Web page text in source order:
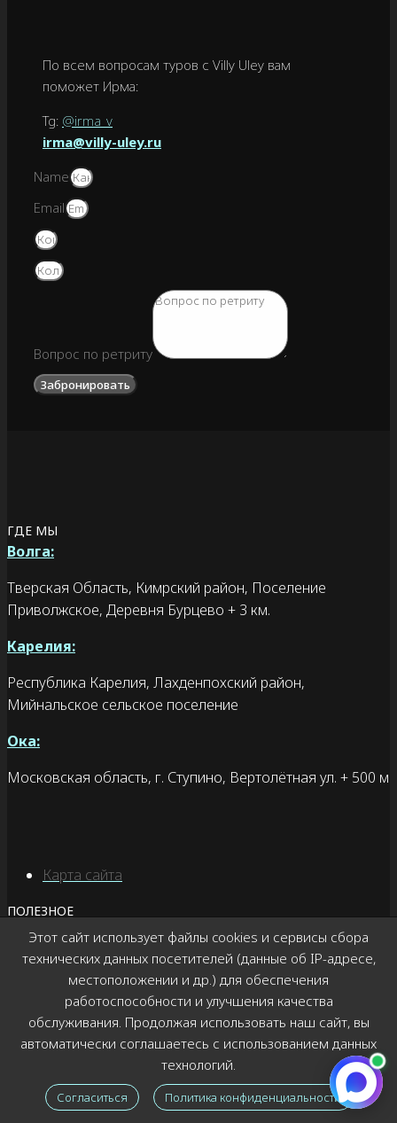
Этот сайт использует файлы cookies и сервисы сбора
технических данных посетителей (данные об IP-адресе,
местоположении и др.) для обеспечения
работоспособности и улучшения качества
обслуживания. Продолжая использовать наш сайт, вы
автоматически соглашаетесь с использованием данных
технологий.
Согласиться Политика конфиденциальности
По всем вопросам туров с Villy Uley вам
поможет Ирма:
Tg: @irma_v
irma@villy-uley.ru
Name
Email
Вопрос по ретриту
Забронировать
ГДЕ МЫ
Волга:
Тверская Область, Кимрский район, Поселение
Приволжское, Деревня Бурцево + 3 км.
Карелия:
Республика Карелия, Лахденпохский район,
Мийнальское сельское поселение
Ока:
Московская область, г. Ступино, Вертолётная ул. + 500 м
Карта сайта
ПОЛЕЗНОЕ
villy@villy-uley.ru
Блог
Публичная оферта
Политика конфиденциальности
ОТ ДУШИ В ДУШУ